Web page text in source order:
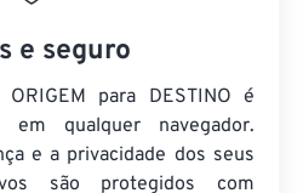
e seguro
para DESTINO é
qualquer navegador.
e a privacidade dos seus
são protegidos com